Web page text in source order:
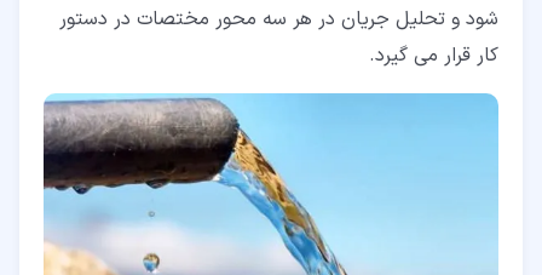
شود و تحلیل جریان در هر سه محور مختصات در دستور
کار قرار می گیرد.